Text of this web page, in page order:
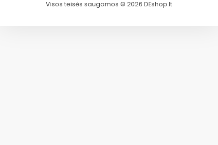
Visos teisės saugomos © 2026 DEshop.lt